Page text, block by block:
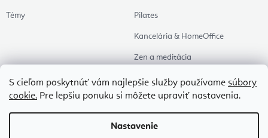
S cieľom poskytnúť vám najlepšie služby používame súbory
cookie. Pre lepšiu ponuku si môžete upraviť nastavenia.
Nastavenie
Témy Pilates
Kancelária & HomeOffice
Zen a meditácia
Aromaterapia
Zdravý spánok
Naše obľúbené